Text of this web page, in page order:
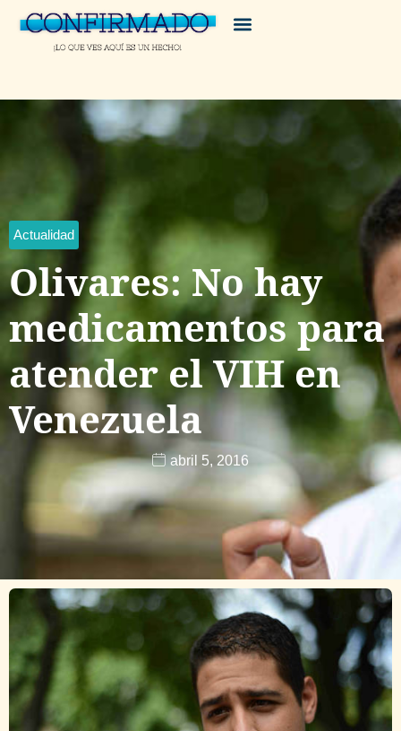
Actualidad
Olivares: No hay
medicamentos para
atender el VIH en
Venezuela
abril 5, 2016